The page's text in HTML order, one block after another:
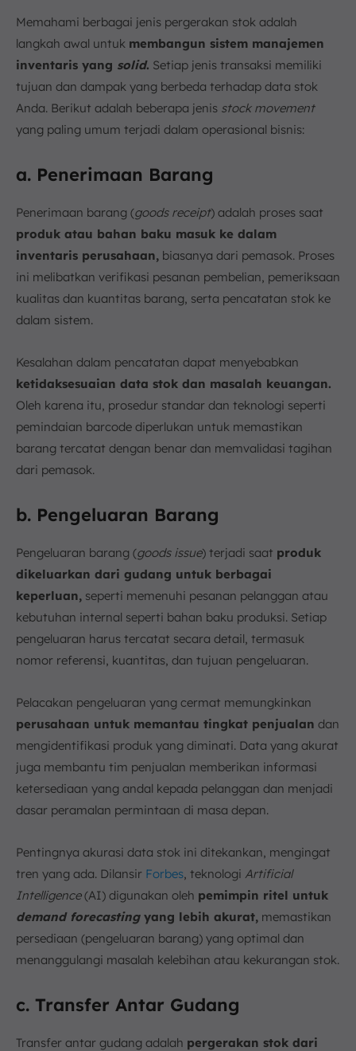
Memahami berbagai jenis pergerakan stok adalah
langkah awal untuk membangun sistem manajemen
inventaris yang solid. Setiap jenis transaksi memiliki
tujuan dan dampak yang berbeda terhadap data stok
Anda. Berikut adalah beberapa jenis stock movement
yang paling umum terjadi dalam operasional bisnis:
a. Penerimaan Barang
Penerimaan barang (goods receipt) adalah proses saat
produk atau bahan baku masuk ke dalam
inventaris perusahaan, biasanya dari pemasok. Proses
ini melibatkan verifikasi pesanan pembelian, pemeriksaan
kualitas dan kuantitas barang, serta pencatatan stok ke
dalam sistem.
Kesalahan dalam pencatatan dapat menyebabkan
ketidaksesuaian data stok dan masalah keuangan.
Oleh karena itu, prosedur standar dan teknologi seperti
pemindaian barcode diperlukan untuk memastikan
barang tercatat dengan benar dan memvalidasi tagihan
dari pemasok.
b. Pengeluaran Barang
Pengeluaran barang (goods issue) terjadi saat produk
dikeluarkan dari gudang untuk berbagai
keperluan, seperti memenuhi pesanan pelanggan atau
kebutuhan internal seperti bahan baku produksi. Setiap
pengeluaran harus tercatat secara detail, termasuk
nomor referensi, kuantitas, dan tujuan pengeluaran.
Pelacakan pengeluaran yang cermat memungkinkan
perusahaan untuk memantau tingkat penjualan dan
mengidentifikasi produk yang diminati. Data yang akurat
juga membantu tim penjualan memberikan informasi
ketersediaan yang andal kepada pelanggan dan menjadi
dasar peramalan permintaan di masa depan.
Pentingnya akurasi data stok ini ditekankan, mengingat
tren yang ada. Dilansir Forbes, teknologi Artificial
Intelligence(AI) digunakan oleh pemimpin ritel untuk
demand forecastingyang lebih akurat, memastikan
persediaan (pengeluaran barang) yang optimal dan
menanggulangi masalah kelebihan atau kekurangan stok.
c. Transfer Antar Gudang
Transfer antar gudang adalah pergerakan stok dari